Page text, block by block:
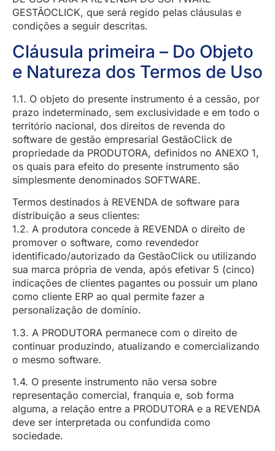
GESTÃOCLICK, que será regido pelas cláusulas e
condições a seguir descritas.
Cláusula primeira – Do Objeto
e Natureza dos Termos de Uso
1.1. O objeto do presente instrumento é a cessão, por
prazo indeterminado, sem exclusividade e em todo o
território nacional, dos direitos de revenda do
software de gestão empresarial GestãoClick de
propriedade da PRODUTORA, definidos no ANEXO 1,
os quais para efeito do presente instrumento são
simplesmente denominados SOFTWARE.
Termos destinados à REVENDA de software para
distribuição a seus clientes:
1.2. A produtora concede à REVENDA o direito de
promover o software, como revendedor
identificado/autorizado da GestãoClick ou utilizando
sua marca própria de venda, após efetivar 5 (cinco)
indicações de clientes pagantes ou possuir um plano
como cliente ERP ao qual permite fazer a
personalização de domínio.
1.3. A PRODUTORA permanece com o direito de
continuar produzindo, atualizando e comercializando
o mesmo software.
1.4. O presente instrumento não versa sobre
representação comercial, franquia e, sob forma
alguma, a relação entre a PRODUTORA e a REVENDA
deve ser interpretada ou confundida como
sociedade.